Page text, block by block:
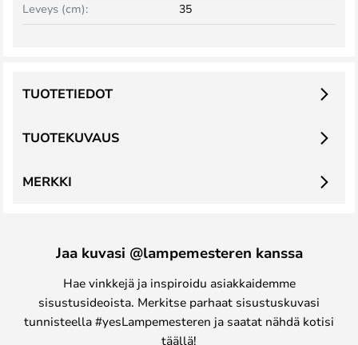
Leveys (cm): 35
TUOTEKUVAUS
TUOTETIEDOT
MERKKI
Jaa kuvasi @lampemesteren kanssa
Hae vinkkejä ja inspiroidu asiakkaidemme
sisustusideoista. Merkitse parhaat sisustuskuvasi
tunnisteella #yesLampemesteren ja saatat nähdä kotisi
täällä!